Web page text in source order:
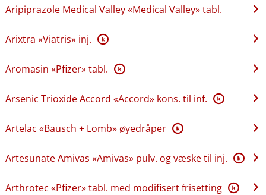
Aripiprazole Medical Valley «Medical Valley» tabl.
Arixtra «Viatris» inj. K
Aromasin «Pfizer» tabl. K
Arsenic Trioxide Accord «Accord» kons. til inf. K
Artelac «Bausch + Lomb» øyedråper K
Artesunate Amivas «Amivas» pulv. og væske til inj. K
Arthrotec «Pfizer» tabl. med modifisert frisetting K